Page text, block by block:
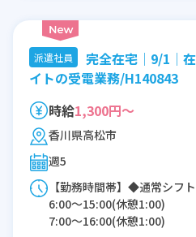
派遣社員
完全在宅│9/1│
イトの受電業務/H140843
時給1,300円～
香川県高松市
週5
【勤務時間帯】◆通常シフ
6:00〜15:00(休憩1:00)
7:00〜16:00(休憩1:00)